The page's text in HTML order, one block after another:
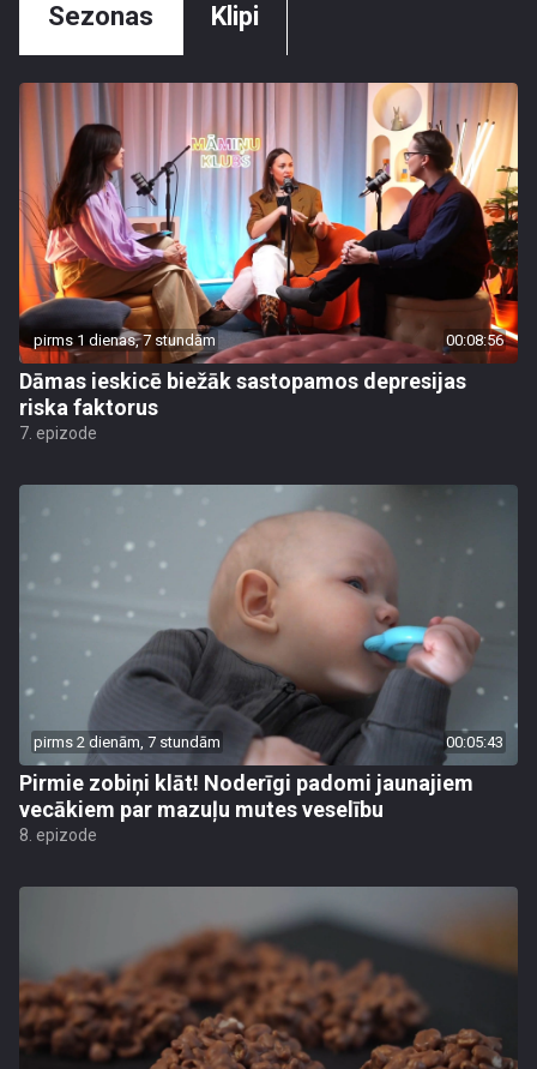
Sezonas Klipi
pirms 1 dienas, 7 stundām 00:08:56
Dāmas ieskicē biežāk sastopamos depresijas
riska faktorus
7. epizode
pirms 2 dienām, 7 stundām 00:05:43
Pirmie zobiņi klāt! Noderīgi padomi jaunajiem
vecākiem par mazuļu mutes veselību
8. epizode